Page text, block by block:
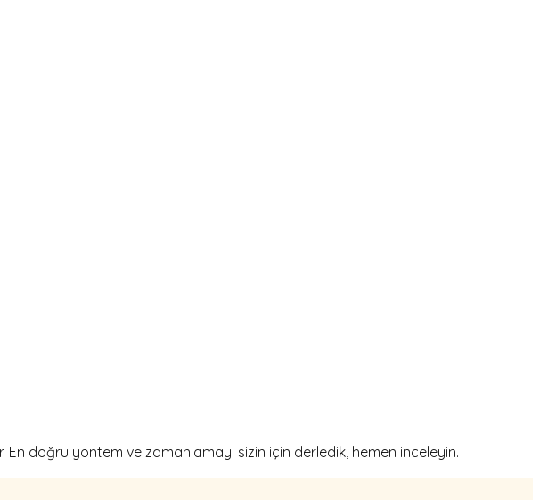
doğru yöntem ve zamanlamayı sizin için derledik, hemen inceleyin.